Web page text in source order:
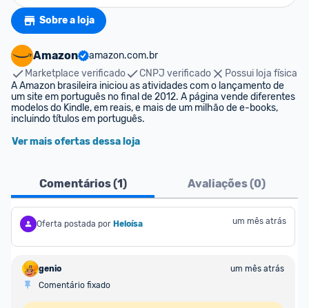
Sobre a loja
Amazon
amazon.com.br
Marketplace verificado
CNPJ verificado
Possui loja física
A Amazon brasileira iniciou as atividades com o lançamento de
um site em português no final de 2012. A página vende diferentes
modelos do Kindle, em reais, e mais de um milhão de e-books,
incluindo títulos em português.
Ver mais ofertas dessa loja
Comentários (1) Avaliações (0)
Oferta postada por Heloísa um mês atrás
genio
um mês atrás
Comentário fixado